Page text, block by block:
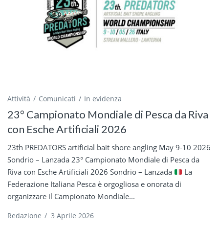
Attività Comunicati In evidenza
23° Campionato Mondiale di Pesca da Riva
con Esche Artificiali 2026
23th PREDATORS artificial bait shore angling May 9-10 2026
Sondrio – Lanzada 23° Campionato Mondiale di Pesca da
Riva con Esche Artificiali 2026 Sondrio – Lanzada
La
Federazione Italiana Pesca è orgogliosa e onorata di
organizzare il Campionato Mondiale...
Redazione / 3 Aprile 2026